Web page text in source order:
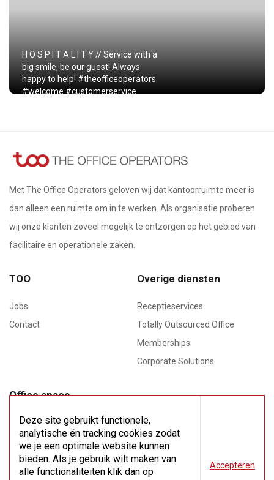
H O S P I T A L I T Y // Service with a
big smile, be our guest! Always
happy to help! #theofficeoperators
#welcome #customerservice
Met The Office Operators geloven wij dat kantoorruimte meer is
dan alleen een ruimte om in te werken. Als organisatie proberen
wij onze klanten zoveel mogelijk te ontzorgen op het gebied van
facilitaire en operationele zaken.
TOO
Jobs
Contact
Overige diensten
Receptieservices
Totally Outsourced Office
Memberships
Corporate Solutions
Office space
Meeting rooms
Flex space
Virtual office
Deze site gebruikt functionele,
analytische én tracking cookies zodat
we je een optimale website kunnen
bieden. Als je gebruik wilt maken van
alle functionaliteiten klik dan op
Accepteren